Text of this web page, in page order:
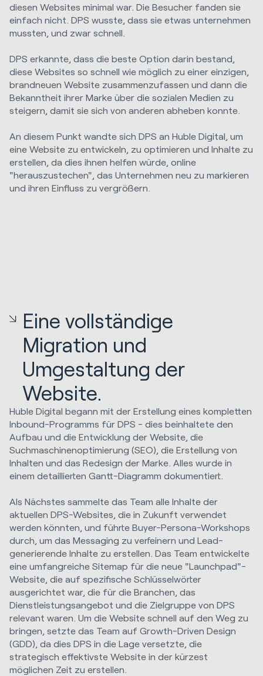
diesen Websites minimal war. Die Besucher fanden sie
einfach nicht. DPS wusste, dass sie etwas unternehmen
mussten, und zwar schnell.
DPS erkannte, dass die beste Option darin bestand,
diese Websites so schnell wie möglich zu einer einzigen,
brandneuen Website zusammenzufassen und dann die
Bekanntheit ihrer Marke über die sozialen Medien zu
steigern, damit sie sich von anderen abheben konnte.
An diesem Punkt wandte sich DPS an Huble Digital, um
eine Website zu entwickeln, zu optimieren und Inhalte zu
erstellen, da dies ihnen helfen würde, online
"herauszustechen", das Unternehmen neu zu markieren
und ihren Einfluss zu vergrößern.
Eine vollständige
Migration und
Umgestaltung der
Website.
Huble Digital begann mit der Erstellung eines kompletten
Inbound-Programms für DPS - dies beinhaltete den
Aufbau und die Entwicklung der Website, die
Suchmaschinenoptimierung (SEO), die Erstellung von
Inhalten und das Redesign der Marke. Alles wurde in
einem detaillierten Gantt-Diagramm dokumentiert.
Als Nächstes sammelte das Team alle Inhalte der
aktuellen DPS-Websites, die in Zukunft verwendet
werden könnten, und führte Buyer-Persona-Workshops
durch, um das Messaging zu verfeinern und Lead-
generierende Inhalte zu erstellen. Das Team entwickelte
eine umfangreiche Sitemap für die neue "Launchpad"-
Website, die auf spezifische Schlüsselwörter
ausgerichtet war, die für die Branchen, das
Dienstleistungsangebot und die Zielgruppe von DPS
relevant waren. Um die Website schnell auf den Weg zu
bringen, setzte das Team auf Growth-Driven Design
(GDD), da dies DPS in die Lage versetzte, die
strategisch effektivste Website in der kürzest
möglichen Zeit zu erstellen.